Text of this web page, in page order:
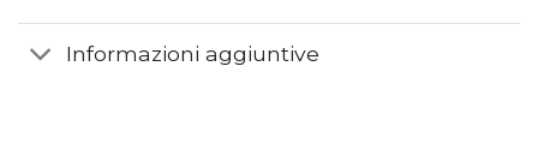
Informazioni aggiuntive